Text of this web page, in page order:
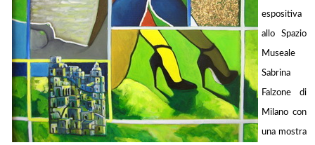
espositiva
allo Spazio
Museale
Sabrina
Falzone di
Milano con
una mostra